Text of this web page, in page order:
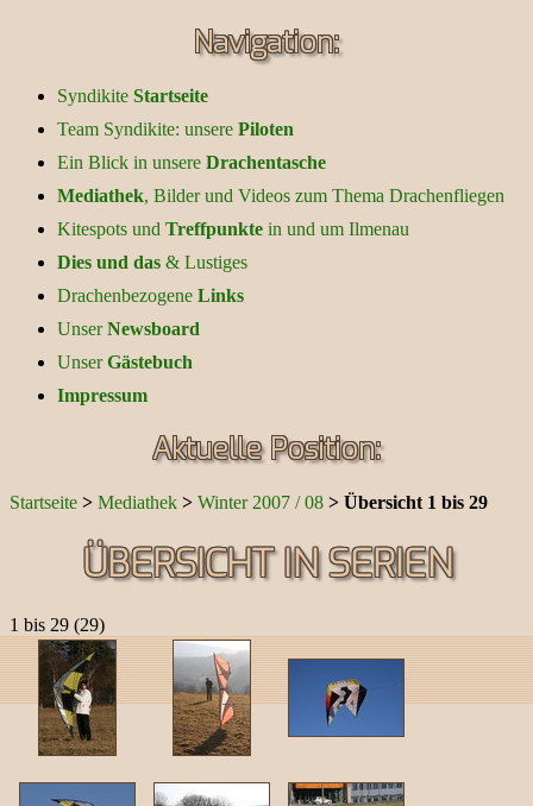
Navigation:
Syndikite Startseite
Team Syndikite: unsere Piloten
Ein Blick in unsere Drachentasche
Mediathek, Bilder und Videos zum Thema Drachenfliegen
Kitespots und Treffpunkte in und um Ilmenau
Dies und das & Lustiges
Drachenbezogene Links
UnserNewsboard
UnserGästebuch
Impressum
Aktuelle Position:
Startseite > Mediathek > Winter 2007 / 08 > Übersicht 1 bis 29
ÜBERSICHT IN SERIEN
1 bis 29 (29)